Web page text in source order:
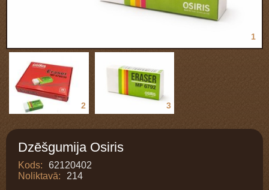
1
2 3
Dzēšgumija Osiris
Kods:
62120402
Noliktavā:
214